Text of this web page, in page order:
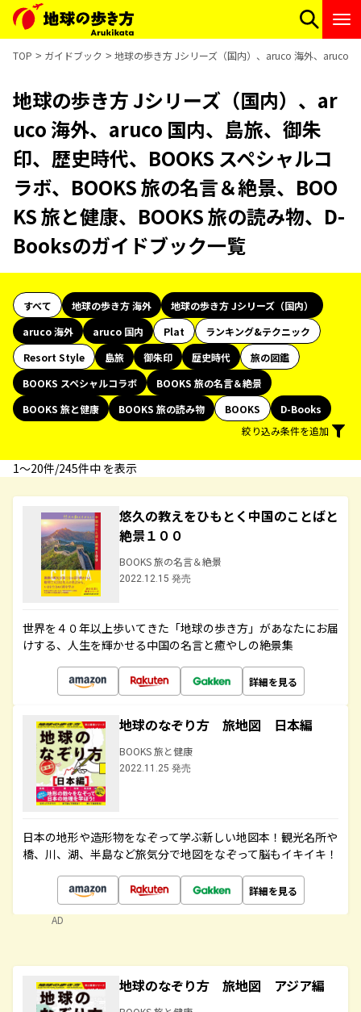
TOP ガイドブック 地球の歩き方 Jシリーズ（国内）、aruco 海外、aruco
地球の歩き方 Jシリーズ（国内）、ar
uco 海外、aruco 国内、島旅、御朱
印、歴史時代、BOOKS スペシャルコ
ラボ、BOOKS 旅の名言＆絶景、BOO
KS 旅と健康、BOOKS 旅の読み物、D-
Booksのガイドブック一覧
すべて 地球の歩き方 海外
地球の歩き方 Jシリーズ（国内）
aruco 海外
aruco 国内 Plat
ランキング&テクニック
Resort Style
島旅 御朱印 歴史時代
旅の図鑑
BOOKS スペシャルコラボ
BOOKS 旅の名言＆絶景
BOOKS 旅と健康
BOOKS 旅の読み物 BOOKS
D-Books
絞り込み条件を追加
1〜20件/245件中 を表示
悠久の教えをひもとく中国のことばと
絶景１００
BOOKS 旅の名言＆絶景
2022.12.15 発売
世界を４０年以上歩いてきた「地球の歩き方」があなたにお届
けする、人生を輝かせる中国の名言と癒やしの絶景集
詳細を見る
地球のなぞり方 旅地図 日本編
BOOKS 旅と健康
2022.11.25 発売
日本の地形や造形物をなぞって学ぶ新しい地図本！観光名所や
橋、川、湖、半島など旅気分で地図をなぞって脳もイキイキ！
詳細を見る
AD
地球のなぞり方 旅地図 アジア編